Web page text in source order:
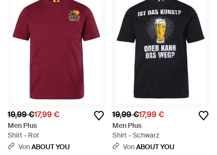
19,99 €17,99 €
Men Plus
Shirt - Rot
VonABOUT YOU
19,99 €17,99 €
Men Plus
Shirt - Schwarz
VonABOUT YOU